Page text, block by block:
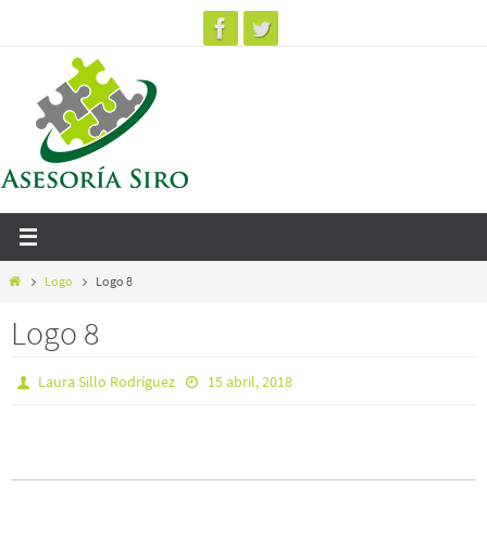
contenido
InicioLogo Logo 8
Logo 8
Laura Sillo Rodríguez 15 abril, 2018